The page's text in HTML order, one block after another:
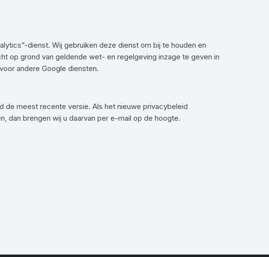
dienst. Wij gebruiken deze dienst om bij te houden en
op grond van geldende wet- en regelgeving inzage te geven in
andere Google diensten.
de meest recente versie. Als het nieuwe privacybeleid
dan brengen wij u daarvan per e-mail op de hoogte.